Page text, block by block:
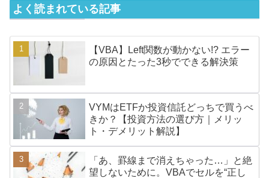
よく読まれている記事
【VBA】Left関数が動かない!? エラー
の原因とたった3秒でできる解決策
VYMはETFか投資信託どっちで買うべ
きか？【投資方法の選び方｜メリッ
ト・デメリット解説】
「あ、罫線まで消えちゃった…」と絶
望しないために。VBAでセルを“正し